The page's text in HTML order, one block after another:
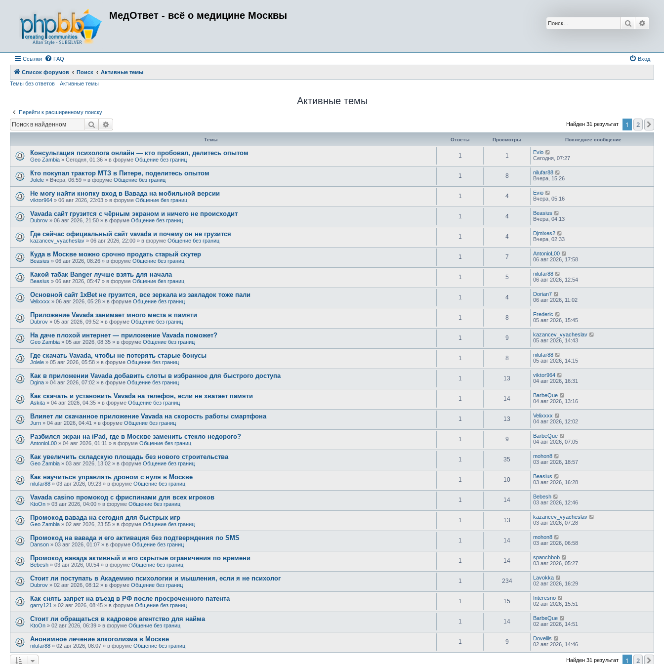
МедОтвет - всё о медицине Москвы
Поиск
Ссылки FAQ Вход
Список форумов Поиск
Активные темы
Темы без ответов
Активные темы
Активные темы
Перейти к расширенному поиску
Поиск Найден 31 результат 1 2
Темы Ответы Просмотры Последнее сообщение
Консультация психолога онлайн — кто пробовал, делитесь опытом
Geo Zambia » Сегодня, 01:36 » в форуме Общение без границ
1 1
Evio
Сегодня, 07:27
Кто покупал трактор МТЗ в Питере, поделитесь опытом
Jolele » Вчера, 06:59 » в форуме Общение без границ
1 8
nilufar88
Вчера, 15:26
Не могу найти кнопку вход в Вавада на мобильной версии
viktor964 » 06 авг 2026, 23:03 » в форуме Общение без границ
1 4
Evio
Вчера, 05:16
Vavada сайт грузится с чёрным экраном и ничего не происходит
Dubrov » 06 авг 2026, 21:50 » в форуме Общение без границ
1 4
Beasius
Вчера, 04:13
Где сейчас официальный сайт vavada и почему он не грузится
kazancev_vyacheslav » 06 авг 2026, 22:00 » в форуме Общение без границ
1 4
Djmixes2
Вчера, 02:33
Куда в Москве можно срочно продать старый скутер
Beasius » 06 авг 2026, 08:26 » в форуме Общение без границ
1 7
AntonioL00
06 авг 2026, 17:58
Какой табак Banger лучше взять для начала
Beasius » 06 авг 2026, 05:47 » в форуме Общение без границ
1 5
nilufar88
06 авг 2026, 12:54
Основной сайт 1xBet не грузится, все зеркала из закладок тоже пали
Velixxxx » 06 авг 2026, 05:28 » в форуме Общение без границ
1 4
Dorian7
06 авг 2026, 11:02
Приложение Vavada занимает много места в памяти
Dubrov » 05 авг 2026, 09:52 » в форуме Общение без границ
1 8
Frederic
05 авг 2026, 15:45
На даче плохой интернет — приложение Vavada поможет?
Geo Zambia » 05 авг 2026, 08:35 » в форуме Общение без границ
1 9
kazancev_vyacheslav
05 авг 2026, 14:43
Где скачать Vavada, чтобы не потерять старые бонусы
Jolele » 05 авг 2026, 05:58 » в форуме Общение без границ
1 8
nilufar88
05 авг 2026, 14:15
Как в приложении Vavada добавить слоты в избранное для быстрого доступа
Dgina » 04 авг 2026, 07:02 » в форуме Общение без границ
1 13
viktor964
04 авг 2026, 16:31
Как скачать и установить Vavada на телефон, если не хватает памяти
Askita » 04 авг 2026, 04:35 » в форуме Общение без границ
1 14
BarbeQue
04 авг 2026, 13:16
Влияет ли скачанное приложение Vavada на скорость работы смартфона
Jurn » 04 авг 2026, 04:41 » в форуме Общение без границ
1 13
Velixxxx
04 авг 2026, 12:02
Разбился экран на iPad, где в Москве заменить стекло недорого?
AntonioL00 » 04 авг 2026, 01:11 » в форуме Общение без границ
1 9
BarbeQue
04 авг 2026, 07:05
Как увеличить складскую площадь без нового строительства
Geo Zambia » 03 авг 2026, 13:02 » в форуме Общение без границ
1 35
mohon8
03 авг 2026, 18:57
Как научиться управлять дроном с нуля в Москве
nilufar88 » 03 авг 2026, 09:23 » в форуме Общение без границ
1 10
Beasius
03 авг 2026, 16:28
Vavada casino промокод с фриспинами для всех игроков
KtoOn » 03 авг 2026, 04:00 » в форуме Общение без границ
1 14
Bebesh
03 авг 2026, 12:46
Промокод вавада на сегодня для быстрых игр
Geo Zambia » 02 авг 2026, 23:55 » в форуме Общение без границ
1 13
kazancev_vyacheslav
03 авг 2026, 07:28
Промокод на вавада и его активация без подтверждения по SMS
Danson » 03 авг 2026, 01:07 » в форуме Общение без границ
1 14
mohon8
03 авг 2026, 06:58
Промокод вавада активный и его скрытые ограничения по времени
Bebesh » 03 авг 2026, 00:54 » в форуме Общение без границ
1 14
spanchbob
03 авг 2026, 05:27
Стоит ли поступать в Академию психологии и мышления, если я не психолог
Dubrov » 02 авг 2026, 08:12 » в форуме Общение без границ
1 234
Lavokka
02 авг 2026, 16:29
Как снять запрет на въезд в РФ после просроченного патента
garry121 » 02 авг 2026, 08:45 » в форуме Общение без границ
1 15
Interesno
02 авг 2026, 15:51
Стоит ли обращаться в кадровое агентство для найма
KtoOn » 02 авг 2026, 06:39 » в форуме Общение без границ
1 14
BarbeQue
02 авг 2026, 14:51
Анонимное лечение алкоголизма в Москве
nilufar88 » 02 авг 2026, 08:07 » в форуме Общение без границ
1 9
Dovelils
02 авг 2026, 14:46
Найден 31 результат 1 2